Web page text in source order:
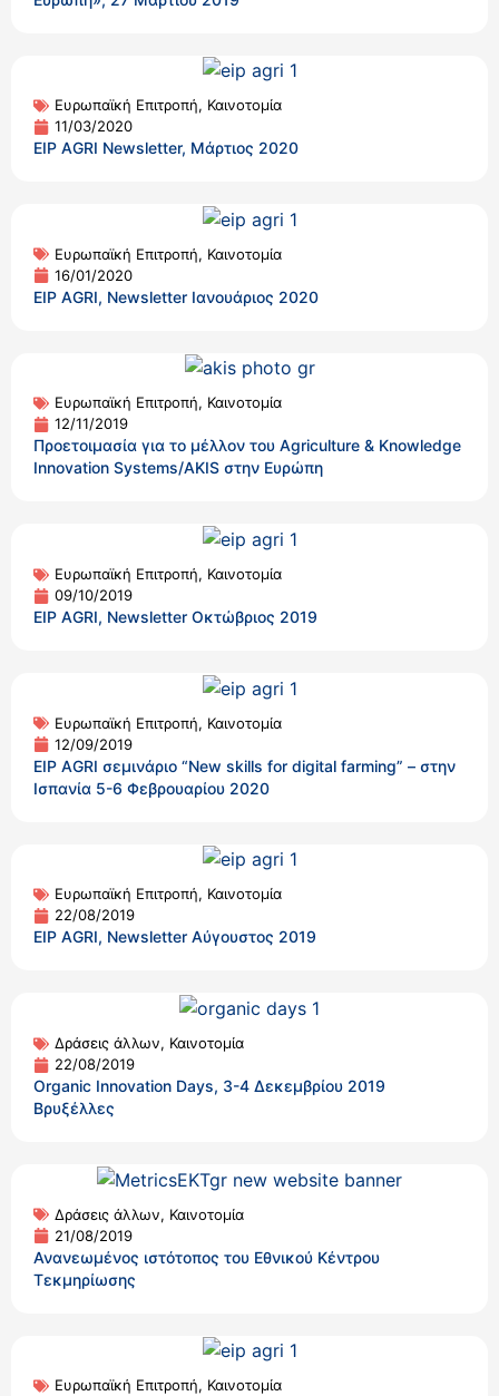
Ευρωπαϊκή Επιτροπή, Καινοτομία
11/03/2020
EIP AGRI Newsletter, Μάρτιος 2020
Ευρωπαϊκή Επιτροπή, Καινοτομία
16/01/2020
EIP AGRI, Newsletter Ιανουάριος 2020
Ευρωπαϊκή Επιτροπή, Καινοτομία
12/11/2019
Προετοιμασία για το μέλλον του Agriculture & Knowledge
Innovation Systems/AKIS στην Ευρώπη
Ευρωπαϊκή Επιτροπή, Καινοτομία
09/10/2019
EIP AGRI, Newsletter Οκτώβριος 2019
Ευρωπαϊκή Επιτροπή, Καινοτομία
12/09/2019
EIP AGRI σεμινάριο “New skills for digital farming” – στην
Ισπανία 5-6 Φεβρουαρίου 2020
Ευρωπαϊκή Επιτροπή, Καινοτομία
22/08/2019
EIP AGRI, Newsletter Αύγουστος 2019
Δράσεις άλλων, Καινοτομία
22/08/2019
Organic Innovation Days, 3-4 Δεκεμβρίου 2019
Βρυξέλλες
Δράσεις άλλων, Καινοτομία
21/08/2019
Ανανεωμένος ιστότοπος του Εθνικού Κέντρου
Τεκμηρίωσης
Ευρωπαϊκή Επιτροπή, Καινοτομία